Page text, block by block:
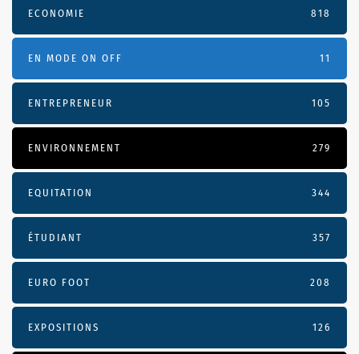
ECONOMIE 818
EN MODE ON OFF 11
ENTREPRENEUR 105
ENVIRONNEMENT 279
EQUITATION 344
ÉTUDIANT 357
EURO FOOT 208
EXPOSITIONS 126